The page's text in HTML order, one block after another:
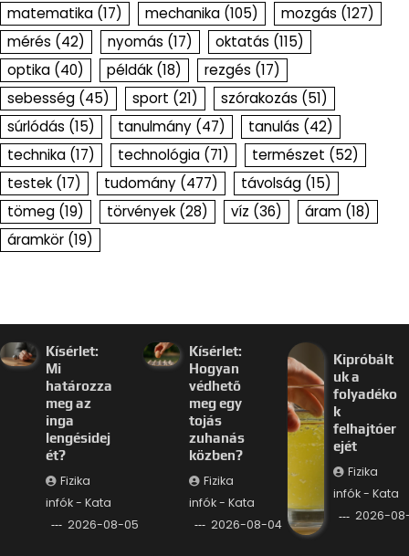
matematika (17) mechanika (105) mozgás (127)
mérés (42) nyomás (17) oktatás (115)
optika (40) példák (18) rezgés (17)
sebesség (45) sport (21) szórakozás (51)
súrlódás (15) tanulmány (47) tanulás (42)
technika (17) technológia (71) természet (52)
testek (17) tudomány (477) távolság (15)
tömeg (19) törvények (28) víz (36) áram (18)
áramkör (19)
Kísérlet:
Mi
határozza
meg az
inga
lengésidej
ét?
Fizika
infók - Kata
2026-08-05
Kísérlet:
Hogyan
védhető
meg egy
tojás
zuhanás
közben?
Fizika
infók - Kata
2026-08-04
Kipróbált
uk a
folyadéko
k
felhajtóer
ejét
Fizika
infók - Kata
2026-